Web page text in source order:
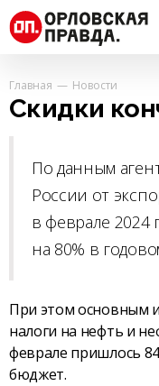
Главная Новости
Скидки
По данным
России от
в феврале 2024
на 80% в
При этом основным
налоги на нефть и
феврале пришлось
бюджет.